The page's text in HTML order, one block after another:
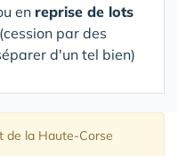
en reprise de lots
par des
d'un tel bien)
de la Haute-Corse